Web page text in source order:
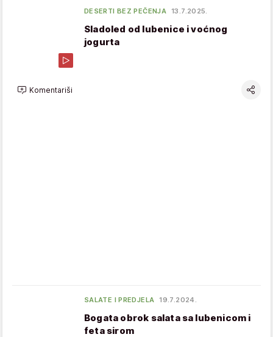
DESERTI BEZ PEČENJA 13.7.2025.
Sladoled od lubenice i voćnog
jogurta
Komentariši
SALATE I PREDJELA 19.7.2024.
Bogata obrok salata sa lubenicom i
feta sirom